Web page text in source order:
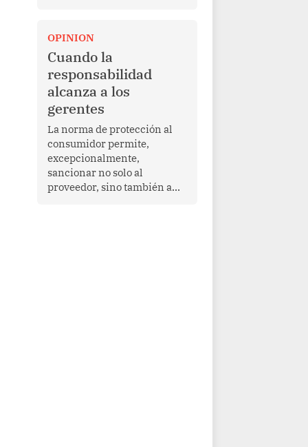
Más allá de su dimensión
religiosa, esta gira
representa una oportunidad
para reafirmar el valor del
diálogo, fortalecer los
vínculos entre los pueblos y
proyectar una imagen de
cooperación en una región
que enfrenta desafíos en
materia de desarrollo,
cohesión social y
gobernabilidad.
OPINION
Cuando la
responsabilidad
alcanza a los
gerentes
La norma de protección al
consumidor permite,
excepcionalmente,
sancionar no solo al
proveedor, sino también a